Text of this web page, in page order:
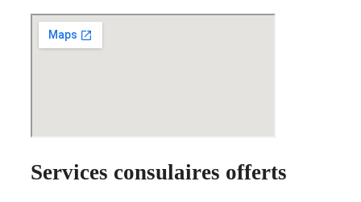
Services consulaires offerts